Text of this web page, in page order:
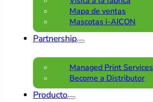
Mapa de ventas
Mascotas i-AICON
Partnership
Managed Print Services
Become a Distributor
Producto